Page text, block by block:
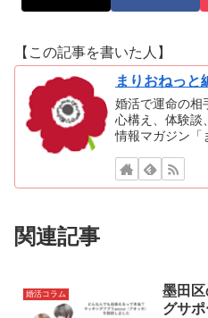
【この記事を書いた人】
まりおねっと
婚活で運命の相
心構え、体験談
情報マガジン「
関連記事
婚活コラム
墨田
グサ